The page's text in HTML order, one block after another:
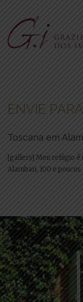
ENVIE
Toscana em
[gallery] Meu refúgio é
Alambari, 100 e poucos